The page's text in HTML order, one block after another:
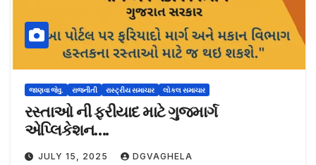
જાણવા જેવુ. રાજનીતી રાસ્ટ્રીય સમાચાર લોકલ સમાચાર
રસ્તાઓ ની ફરીયાદ માટે ગુજમાર્ગ
એપ્લિકેશન….
JULY 15, 2025 DGVAGHELA